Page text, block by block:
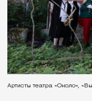
Артисты театра «Около»,